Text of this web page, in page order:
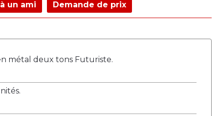
un ami Demande de prix
métal deux tons Futuriste.